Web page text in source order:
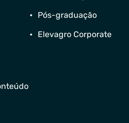
Pós-graduação
Elevagro Corporate